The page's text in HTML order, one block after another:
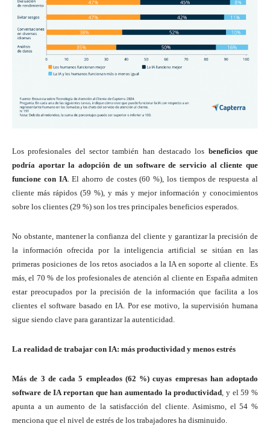
Los profesionales del sector también han destacado los beneficios que
podría aportar la adopción de un software de servicio al cliente que
funcione con IA. El ahorro de costes (60 %), los tiempos de respuesta al
cliente más rápidos (59 %), y más y mejor información y conocimientos
sobre los clientes (29 %) son los tres principales beneficios esperados.
No obstante, mantener la confianza del cliente y garantizar la precisión de
la información ofrecida por la inteligencia artificial se sitúan en las
primeras posiciones de los retos asociados a la IA en soporte al cliente. Es
más, el 70 % de los profesionales de atención al cliente en España admiten
estar preocupados por la precisión de la información que facilita a los
clientes el software basado en IA. Por ese motivo, la supervisión humana
sigue siendo clave para garantizar la autenticidad.
La realidad de trabajar con IA: más productividad y menos estrés
Más de 3 de cada 5 empleados (62 %) cuyas empresas han adoptado
software de IA reportan que han aumentado la productividad , y el 59 %
apunta a un aumento de la satisfacción del cliente. Asimismo, el 54 %
menciona que el nivel de estrés de los trabajadores ha disminuido.